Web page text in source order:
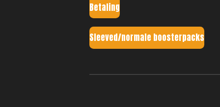
Betaling
Sleeved/normale boosterpacks